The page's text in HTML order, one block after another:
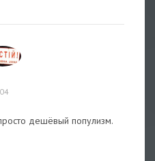
дешёвый популизм.